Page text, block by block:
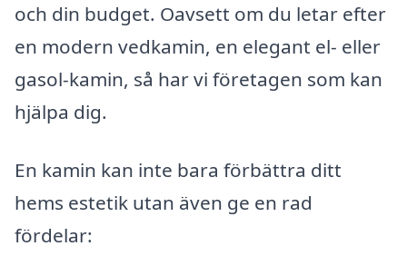
och din budget. Oavsett om du letar efter
en modern vedkamin, en elegant el- eller
gasol-kamin, så har vi företagen som kan
hjälpa dig.
En kamin kan inte bara förbättra ditt
hems estetik utan även ge en rad
fördelar: